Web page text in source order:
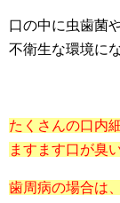
口の中に虫歯菌
不衛生な環境に
たくさんの口内
ますます口が臭
歯周病の場合は